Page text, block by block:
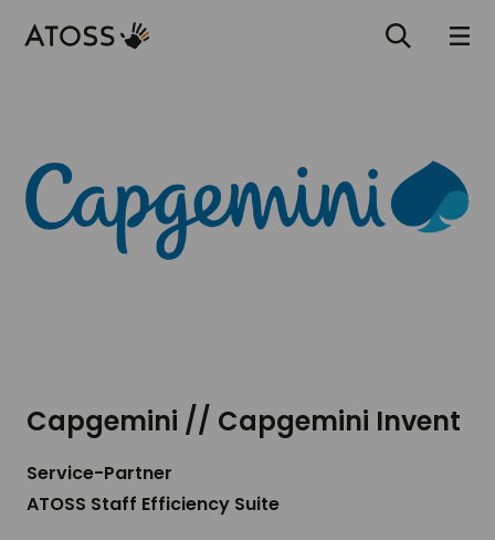
Capgemini // Capgemini Invent
Service-Partner
ATOSS Staff Efficiency Suite